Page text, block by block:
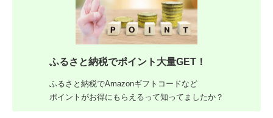
ふるさと納税でポイント大量GET！
ふるさと納税でAmazonギフトコードなど
ポイントがお得にもらえるって知ってましたか？